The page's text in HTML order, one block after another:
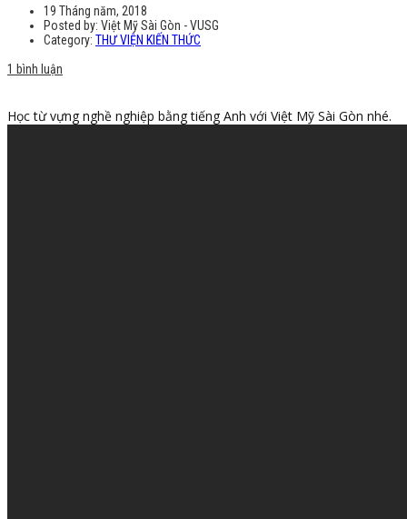
19 Tháng năm, 2018
Posted by: Việt Mỹ Sài Gòn - VUSG
Category: THƯ VIỆN KIẾN THỨC
1 bình luận
Học từ vựng nghề nghiệp bằng tiếng Anh với Việt Mỹ Sài Gòn nhé.